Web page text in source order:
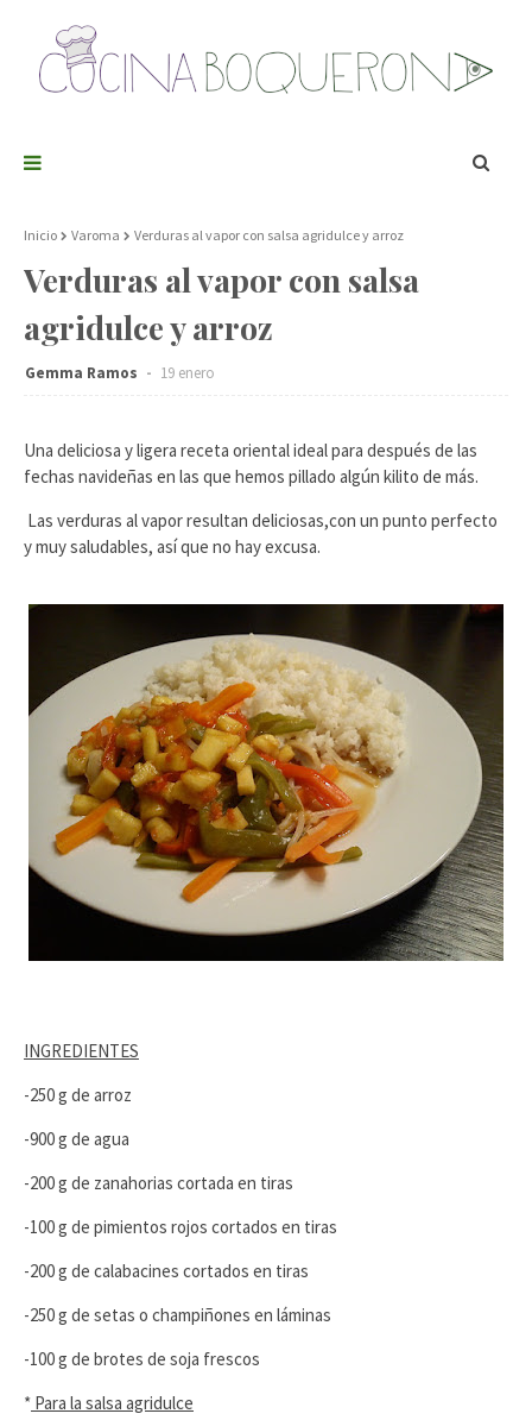
Inicio Varoma Verduras al vapor con salsa agridulce y arroz
Verduras al vapor con salsa
agridulce y arroz
Gemma Ramos 19 enero
Una deliciosa y ligera receta oriental ideal para después de las
fechas navideñas en las que hemos pillado algún kilito de más.
Las verduras al vapor resultan deliciosas,con un punto perfecto
y muy saludables, así que no hay excusa.
INGREDIENTES
-250 g de arroz
-900 g de agua
-200 g de zanahorias cortada en tiras
-100 g de pimientos rojos cortados en tiras
-200 g de calabacines cortados en tiras
-250 g de setas o champiñones en láminas
-100 g de brotes de soja frescos
* Para la salsa agridulce